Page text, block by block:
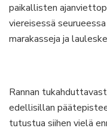
paikallisten
viereisessä
marakasseja ja
Rannan
edellisillan
tutustua siihen vielä